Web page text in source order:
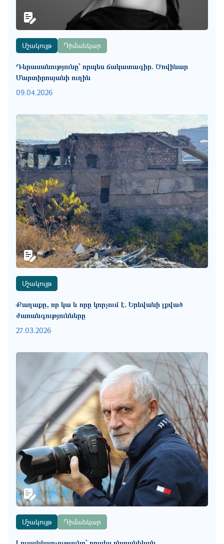
Մշակույթ Դիմանկար
Դերասանությունը՝ որպես ճակատագիր. Ծովինար
Մարտիրոսյանի ուղին
09.04.2026
Մշակույթ
Քաղաքը, որ կա և որը կորչում է․ Երեվանի լքված
ժառանգությունները
27.03.2026
Մշակույթ Դիմանկար